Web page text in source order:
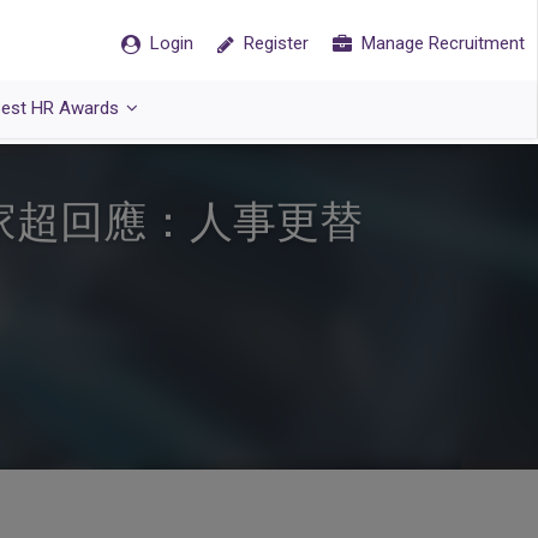
Login Register Manage Recruitment
HR Awards
超回應：人事更替